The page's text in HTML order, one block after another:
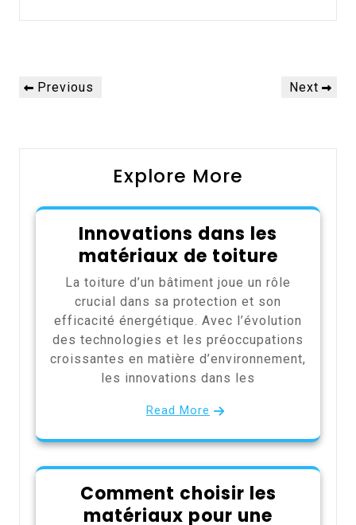
Navigation
dePrevious
Previous
Next
Next
Explore More
Innovations dans les
matériaux de toiture
La toiture d’un bâtiment joue un rôle
crucial dans sa protection et son
efficacité énergétique. Avec l’évolution
des technologies et les préoccupations
croissantes en matière d’environnement,
les innovations dans les
Read More
Comment choisir les
matériaux pour une